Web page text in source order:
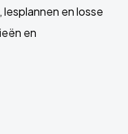
en losse
en